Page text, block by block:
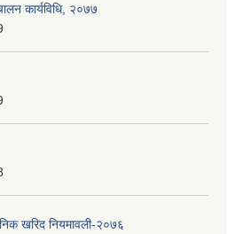
कार्यविधि, २०७७
खरिद नियमावली-२०७६